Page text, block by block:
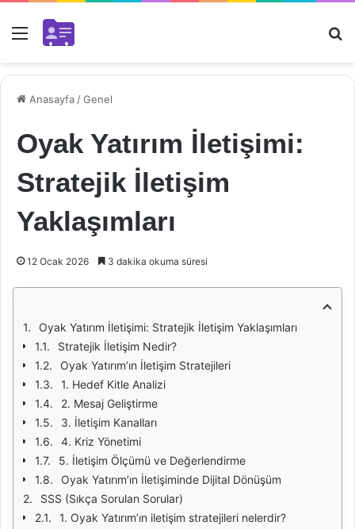
Menü
Anasayfa /Genel
Oyak Yatırım İletişimi:
Stratejik İletişim
Yaklaşımları
12 Ocak 2026 3 dakika okuma süresi
Oyak Yatırım İletişimi: Stratejik İletişim Yaklaşımları
Stratejik İletişim Nedir?
Oyak Yatırım’ın İletişim Stratejileri
1. Hedef Kitle Analizi
2. Mesaj Geliştirme
3. İletişim Kanalları
4. Kriz Yönetimi
5. İletişim Ölçümü ve Değerlendirme
Oyak Yatırım’ın İletişiminde Dijital Dönüşüm
SSS (Sıkça Sorulan Sorular)
1. Oyak Yatırım’ın iletişim stratejileri nelerdir?